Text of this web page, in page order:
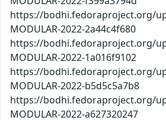
https://bodhi.fedoraproject.org/
MODULAR-2022-2a44c4f680
https://bodhi.fedoraproject.org/
MODULAR-2022-1a016f9102
https://bodhi.fedoraproject.org/
MODULAR-2022-b5d5c5a7b8
https://bodhi.fedoraproject.org/
MODULAR-2022-a627320247